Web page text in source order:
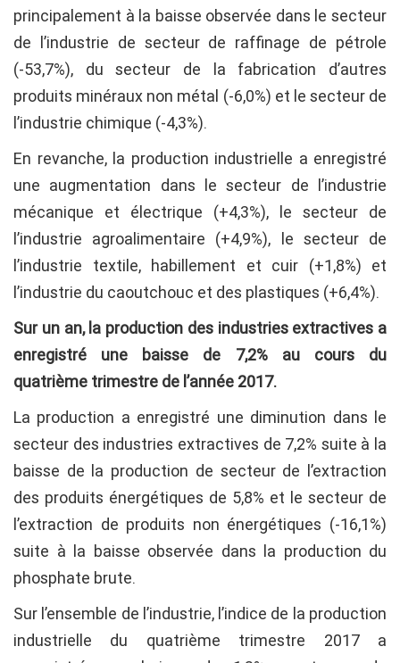
principalement à la baisse observée dans le secteur
de l’industrie de secteur de raffinage de pétrole
(-53,7%), du secteur de la fabrication d’autres
produits minéraux non métal (-6,0%) et le secteur de
l’industrie chimique (-4,3%).
En revanche, la production industrielle a enregistré
une augmentation dans le secteur de l’industrie
mécanique et électrique (+4,3%), le secteur de
l’industrie agroalimentaire (+4,9%), le secteur de
l’industrie textile, habillement et cuir (+1,8%) et
l’industrie du caoutchouc et des plastiques (+6,4%).
Sur un an, la production des industries extractives a
enregistré une baisse de 7,2% au cours du
quatrième trimestre de l’année 2017.
La production a enregistré une diminution dans le
secteur des industries extractives de 7,2% suite à la
baisse de la production de secteur de l’extraction
des produits énergétiques de 5,8% et le secteur de
l’extraction de produits non énergétiques (-16,1%)
suite à la baisse observée dans la production du
phosphate brute.
Sur l’ensemble de l’industrie, l’indice de la production
industrielle du quatrième trimestre 2017 a